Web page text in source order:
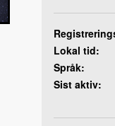
Lokal tid:
Språk:
Sist aktiv: